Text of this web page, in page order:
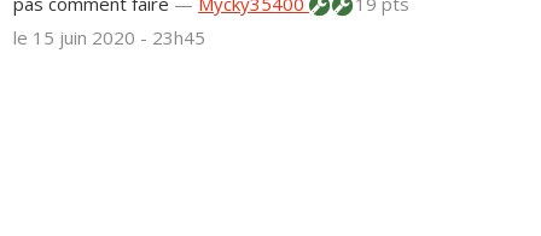
le 15 juin 2020 - 23h45